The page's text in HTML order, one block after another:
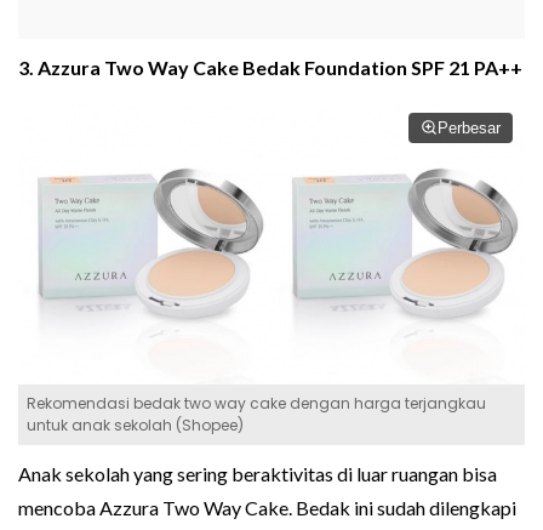
3. Azzura Two Way Cake Bedak Foundation SPF 21 PA++
Perbesar
Rekomendasi bedak two way cake dengan harga terjangkau
untuk anak sekolah (Shopee)
Anak sekolah yang sering beraktivitas di luar ruangan bisa
mencoba Azzura Two Way Cake. Bedak ini sudah dilengkapi